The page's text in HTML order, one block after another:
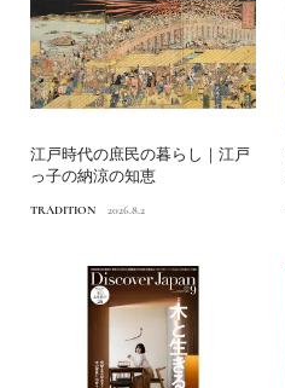
江戸時代の庶民の暮らし｜江戸
っ子の納涼の知恵
TRADITION 2026.8.2